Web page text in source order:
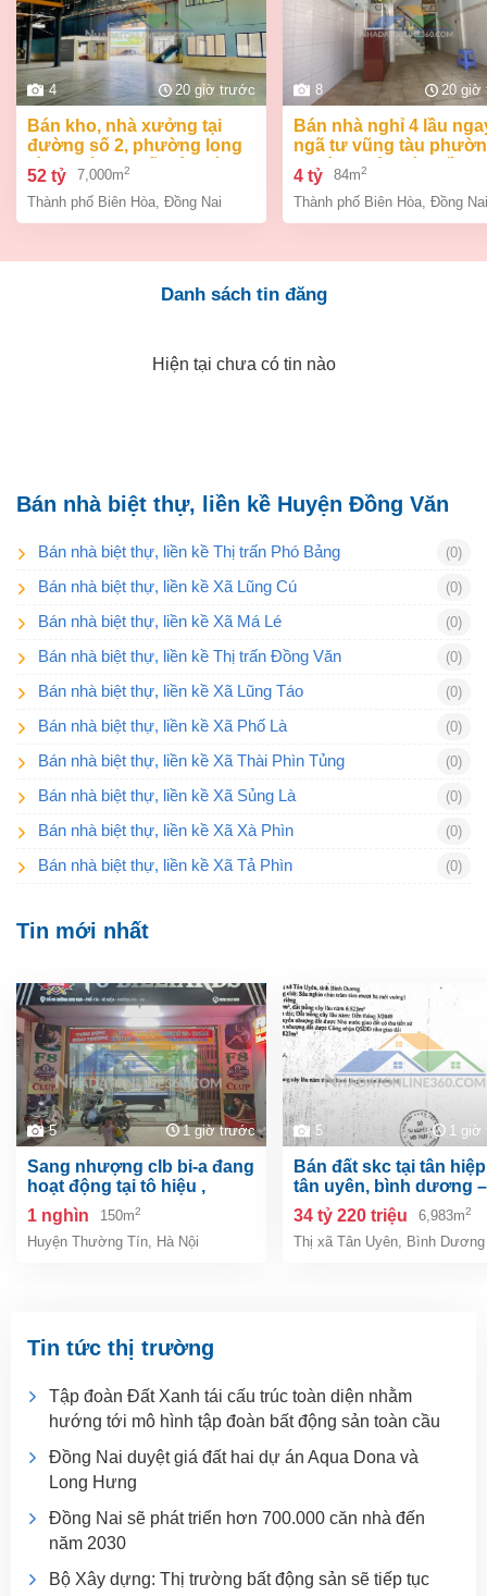
4 20 giờ trước
bán kho, nhà xưởng tại
đường số 2, phường long
bình, thành phố biên hòa,
đồng nai giá 52 tỷ
52 tỷ 7,000m2
Thành phố Biên Hòa Đồng Nai
8 20 giờ
bán nhà nghỉ 4 lầu ngay
ngã tư vũng tàu
an bình biên hòa đồng
giá chỉ 4 tỷ
4 tỷ 84m2
Thành phố Biên Hòa Đồng Nai
Danh sách tin đăng
Hiện tại chưa có tin nào
Bán nhà biệt thự, liền kề Huyện Đồng Văn
Bán nhà biệt thự, liền kề Thị trấn Phó Bảng (0)
Bán nhà biệt thự, liền kề Xã Lũng Cú (0)
Bán nhà biệt thự, liền kề Xã Má Lé (0)
Bán nhà biệt thự, liền kề Thị trấn Đồng Văn (0)
Bán nhà biệt thự, liền kề Xã Lũng Táo (0)
Bán nhà biệt thự, liền kề Xã Phố Là (0)
Bán nhà biệt thự, liền kề Xã Thài Phìn Tủng (0)
Bán nhà biệt thự, liền kề Xã Sủng Là (0)
Bán nhà biệt thự, liền kề Xã Xà Phìn (0)
Bán nhà biệt thự, liền kề Xã Tả Phìn (0)
Tin mới nhất
5 1 giờ trước
sang nhượng clb bi-a đang
hoạt động tại tô hiệu ,
thường tín, hà nội
1 nghìn 150m2
Huyện Thường Tín, Hà Nội
5 1 giờ
bán đất skc tại tân hiệp, tp.
tân uyên, bình dương –
6.983m²
34 tỷ 220 triệu 6,983m2
Thị xã Tân Uyên, Bình Dương
Tin tức thị trường
Tập đoàn Đất Xanh tái cấu trúc toàn diện nhằm
hướng tới mô hình tập đoàn bất động sản toàn cầu
Đồng Nai duyệt giá đất hai dự án Aqua Dona và
Long Hưng
Đồng Nai sẽ phát triển hơn 700.000 căn nhà đến
năm 2030
Bộ Xây dựng: Thị trường bất động sản sẽ tiếp tục